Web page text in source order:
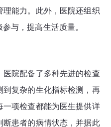
能力。此外，医院还组织
与，提高生活质量。
院配备了多种先进的检查
复杂的生化指标检测，再
项检查都能为医生提供详
患者的病情状态，并据此